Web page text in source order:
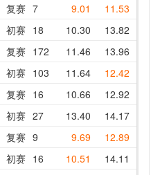
复赛 7 9.01 11.53
初赛 18 10.30 13.82
复赛 172 11.46 13.96
初赛 103 11.64 12.42
复赛 16 10.66 12.92
初赛 27 13.40 14.17
复赛 9 9.69 12.89
初赛 16 10.51 14.11